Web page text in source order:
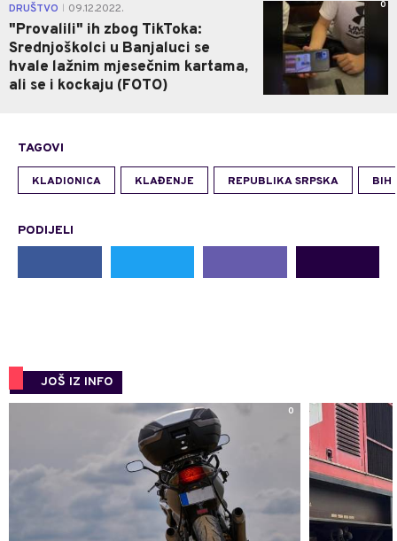
DRUŠTVO 09.12.2022.
"Provalili" ih zbog TikToka:
Srednjoškolci u Banjaluci se
hvale lažnim mjesečnim kartama,
ali se i kockaju (FOTO)
0
TAGOVI
KLADIONICA KLAĐENJE REPUBLIKA SRPSKA BIH
PODIJELI
JOŠ IZ INFO
0